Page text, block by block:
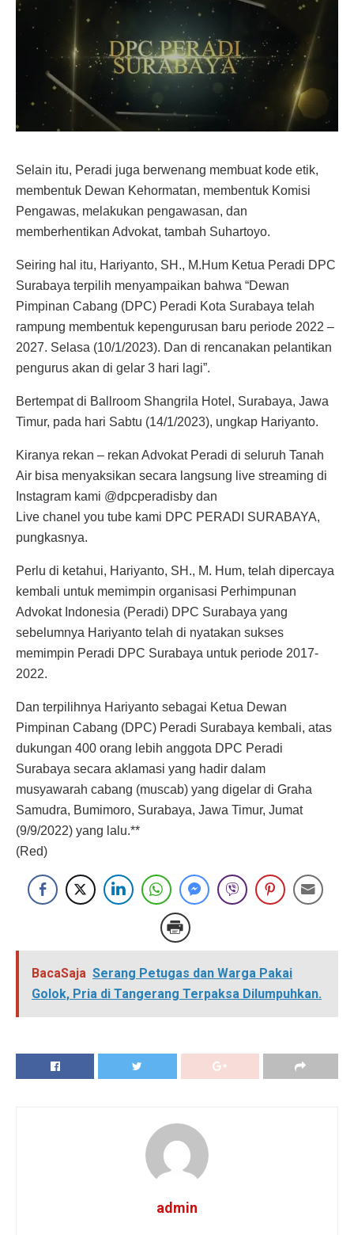
Selain itu, Peradi juga berwenang membuat kode etik,
membentuk Dewan Kehormatan, membentuk Komisi
Pengawas, melakukan pengawasan, dan
memberhentikan Advokat, tambah Suhartoyo.
Seiring hal itu, Hariyanto, SH., M.Hum Ketua Peradi DPC
Surabaya terpilih menyampaikan bahwa “Dewan
Pimpinan Cabang (DPC) Peradi Kota Surabaya telah
rampung membentuk kepengurusan baru periode 2022 –
2027. Selasa (10/1/2023). Dan di rencanakan pelantikan
pengurus akan di gelar 3 hari lagi”.
Bertempat di Ballroom Shangrila Hotel, Surabaya, Jawa
Timur, pada hari Sabtu (14/1/2023), ungkap Hariyanto.
Kiranya rekan – rekan Advokat Peradi di seluruh Tanah
Air bisa menyaksikan secara langsung live streaming di
Instagram kami @dpcperadisby dan
Live chanel you tube kami DPC PERADI SURABAYA,
pungkasnya.
Perlu di ketahui, Hariyanto, SH., M. Hum, telah dipercaya
kembali untuk memimpin organisasi Perhimpunan
Advokat Indonesia (Peradi) DPC Surabaya yang
sebelumnya Hariyanto telah di nyatakan sukses
memimpin Peradi DPC Surabaya untuk periode 2017-
2022.
Dan terpilihnya Hariyanto sebagai Ketua Dewan
Pimpinan Cabang (DPC) Peradi Surabaya kembali, atas
dukungan 400 orang lebih anggota DPC Peradi
Surabaya secara aklamasi yang hadir dalam
musyawarah cabang (muscab) yang digelar di Graha
Samudra, Bumimoro, Surabaya, Jawa Timur, Jumat
(9/9/2022) yang lalu.**
(Red)
BacaSaja Serang Petugas dan Warga Pakai
Golok, Pria di Tangerang Terpaksa Dilumpuhkan.
admin